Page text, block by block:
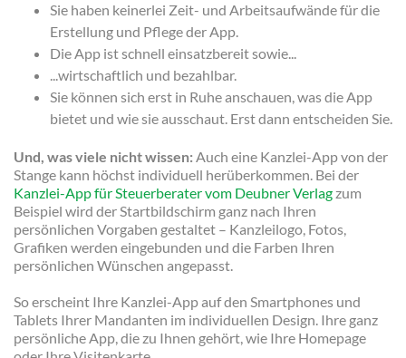
Sie haben keinerlei Zeit- und Arbeitsaufwände für die
Erstellung und Pflege der App.
Die App ist schnell einsatzbereit sowie...
...wirtschaftlich und bezahlbar.
Sie können sich erst in Ruhe anschauen, was die App
bietet und wie sie ausschaut. Erst dann entscheiden Sie.
Und, was viele nicht wissen: Auch eine Kanzlei-App von der
Stange kann höchst individuell herüberkommen. Bei der
Kanzlei-App für Steuerberater vom Deubner Verlagzum
Beispiel wird der Startbildschirm ganz nach Ihren
persönlichen Vorgaben gestaltet – Kanzleilogo, Fotos,
Grafiken werden eingebunden und die Farben Ihren
persönlichen Wünschen angepasst.
So erscheint Ihre Kanzlei-App auf den Smartphones und
Tablets Ihrer Mandanten im individuellen Design. Ihre ganz
persönliche App, die zu Ihnen gehört, wie Ihre Homepage